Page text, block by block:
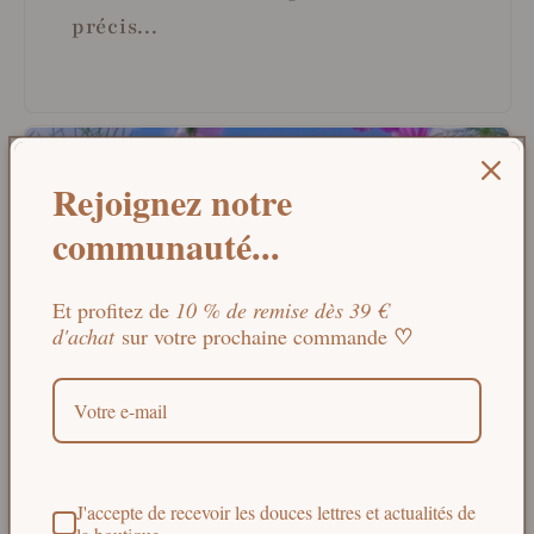
précis...
Une flamme, mille émotions Il
Rejoignez notre
communauté...
Et profitez de 10 % de remise dès 39 €
d'achat sur votre prochaine commande ♡
J'accepte de recevoir les douces lettres et actualités de